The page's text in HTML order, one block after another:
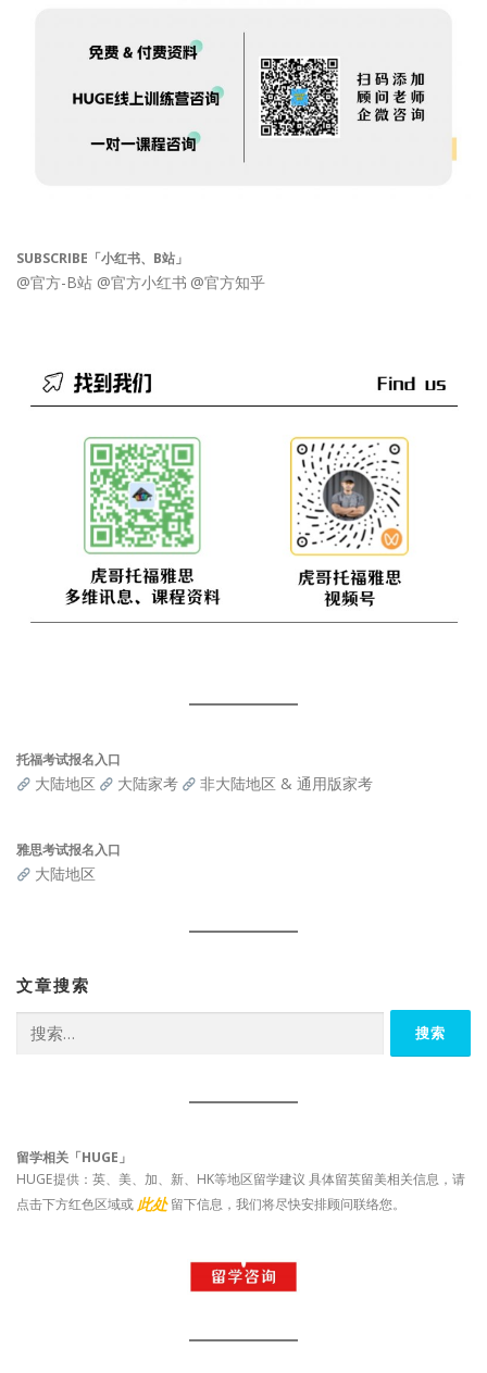
SUBSCRIBE「小红书、B站」
@官方-B站 @官方小红书 @官方知乎
托福考试报名入口
大陆地区 大陆家考 非大陆地区 & 通用版家考
雅思考试报名入口
大陆地区
文章搜索
索：
留学相关「HUGE」
HUGE提供：英、美、加、新、HK等地区留学建议 具体留英留美相关信息，请
点击下方红色区域或 此处 留下信息，我们将尽快安排顾问联络您。